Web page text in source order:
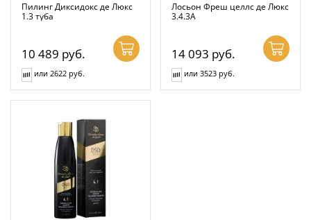
Пилинг Диксидокс де Люкс
1.3 туба
10 489 руб.
или 2622 руб.
Лосьон Фреш целлс де Люкс
3.4.3А
14 093 руб.
или 3523 руб.